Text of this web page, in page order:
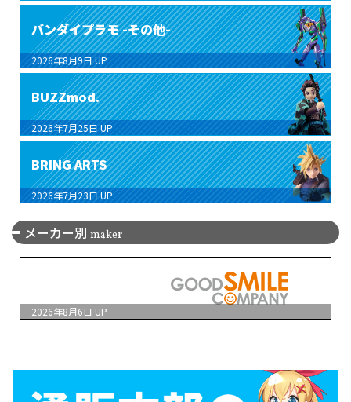
バンダイプラモ -その他-
2026年8月9日 UP
BUZZmod.
2026年7月25日 UP
BRING ARTS
2026年7月23日 UP
メーカー別 maker
2026年8月6日 UP